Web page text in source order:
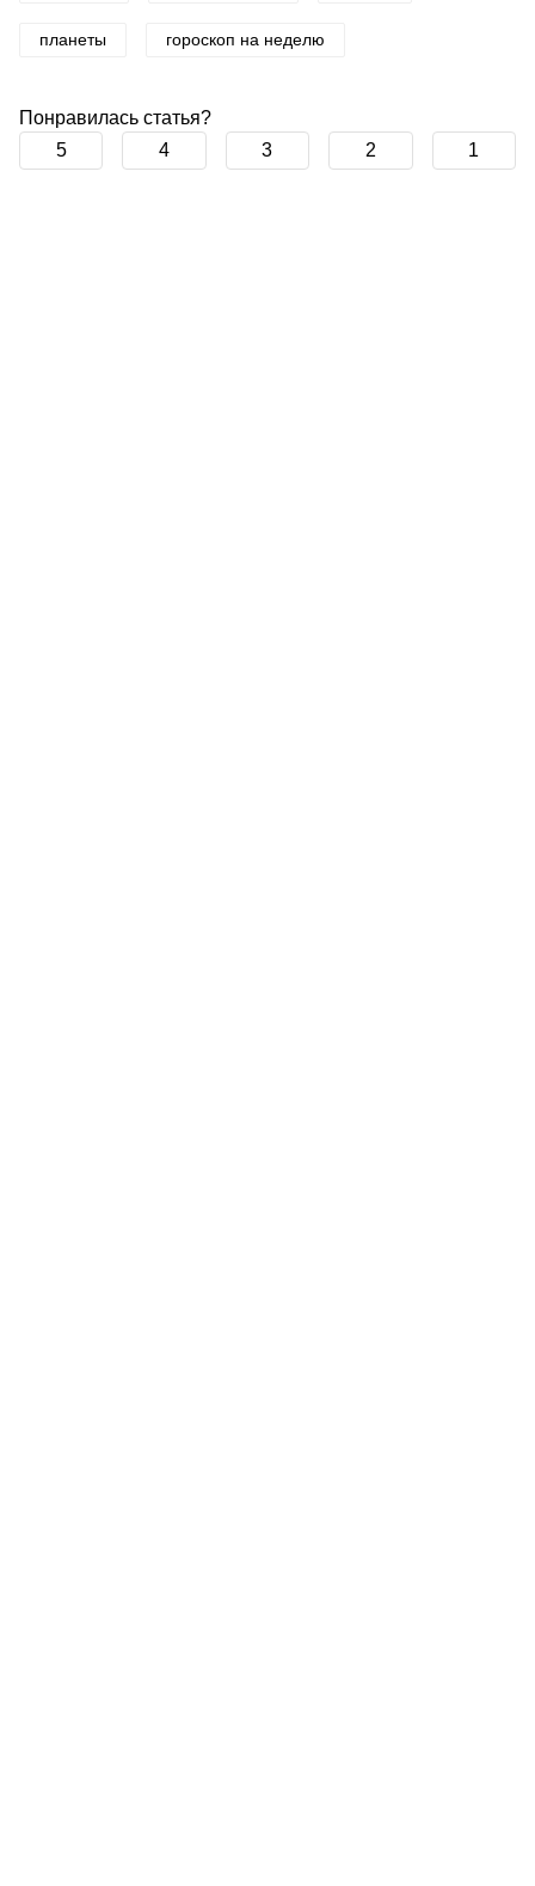
планеты гороскоп на неделю
Понравилась статья?
5
4 3 2 1